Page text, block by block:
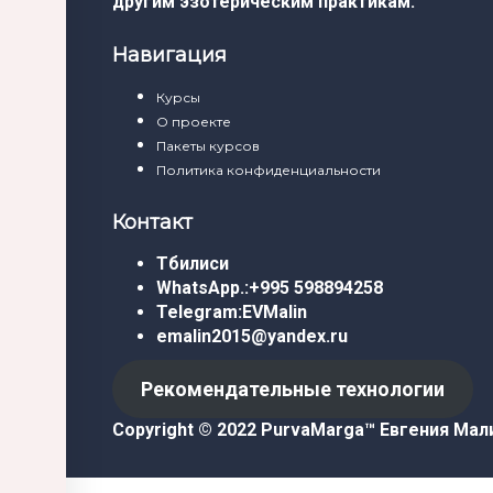
Навигация
Курсы
О проекте
Пакеты курсов
Политика конфиденциальности
Контакт
Тбилиси
WhatsApp.:+995 598894258
Telegram:EVMalin
emalin2015@yandex.ru
Рекомендательные технологии
Copyright © 2022 PurvaMarga™ Евгения